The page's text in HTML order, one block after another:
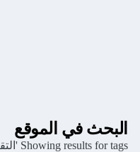
البحث في الموقع
Showing results for tags 'التقنية'.